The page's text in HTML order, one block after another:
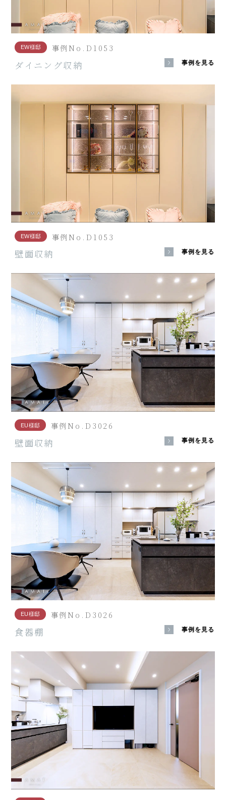
EW様邸 事例No.D1053
ダイニング収納 事例を見る
EW様邸 事例No.D1053
壁面収納 事例を見る
EU様邸 事例No.D3026
壁面収納 事例を見る
EU様邸 事例No.D3026
食器棚 事例を見る